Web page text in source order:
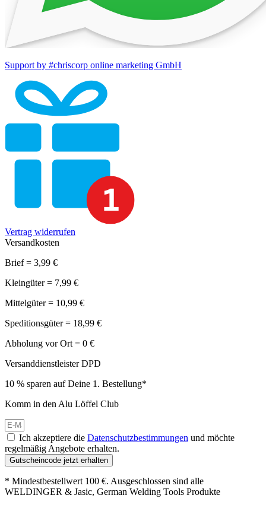
Support by #chriscorp online marketing GmbH
Vertrag widerrufen
Versandkosten
Brief = 3,99 €
Kleingüter = 7,99 €
Mittelgüter = 10,99 €
Speditionsgüter = 18,99 €
Abholung vor Ort = 0 €
Versanddienstleister DPD
10 % sparen auf Deine 1. Bestellung*
Komm in den Alu Löffel Club
Ich akzeptiere die Datenschutzbestimmungen und möchte
regelmäßig Angebote erhalten.
Gutscheincode jetzt erhalten
* Mindestbestellwert 100 €. Ausgeschlossen sind alle
WELDINGER & Jasic, German Welding Tools Produkte